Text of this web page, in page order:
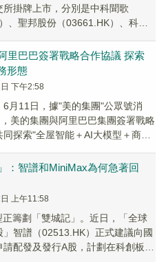
所掛牌上市，分別是中科聞歌
、聖邦股份（03661.HK）、科拓
里巴巴簽署戰略合作協議 探索
形態
下午2:58
6月11日，據"美的集團"公眾號消
美的集團與阿里巴巴集團簽署戰略
探索"全屋智能＋AI大模型＋商業
：智譜和MiniMax為何急著回
上午11:58
正籌劃「雙城記」。近日，「全球
」智譜（02513.HK）正式建議向國
配發及發行A股，計劃在科創板上